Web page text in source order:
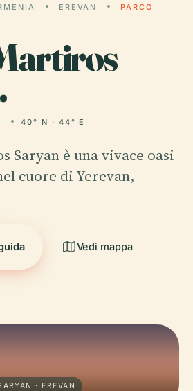
EREVAN
PARCO
40° N · 44° E
Saryan è una vivace oasi
cuore di Yerevan,
Vedi mappa
· EREVAN